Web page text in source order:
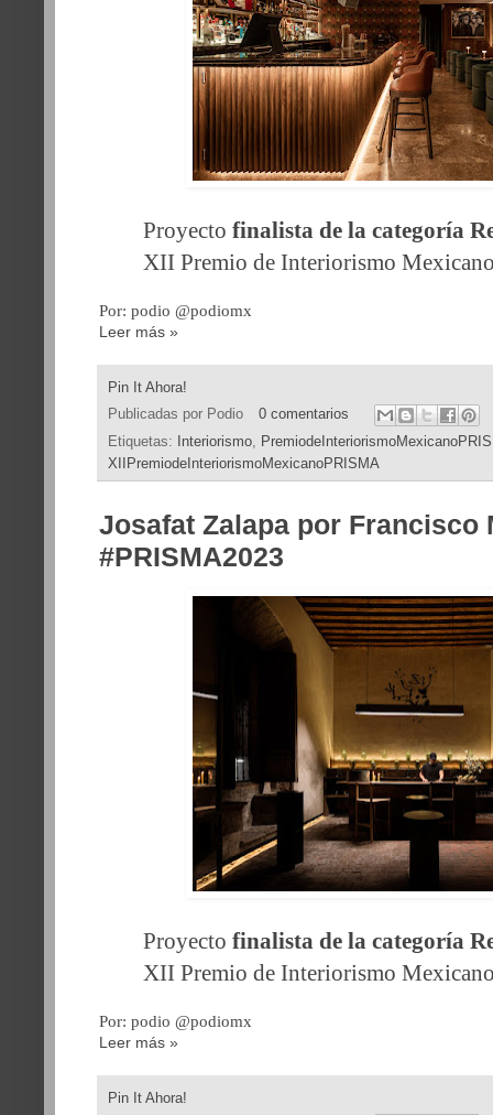
Proyecto finalista de la categoría
XII Premio de Interiorismo
Por: podio @podiomx
Leer más »
Pin It Ahora!
Publicadas por Podio
0 comentarios
Etiquetas:
Interiorismo
XIIPremiodeInteriorismoMexicanoPRISMA
Josafat Zalapa por Francisco
#PRISMA2023
Proyecto finalista de la categoría
XII Premio de Interiorismo
Por: podio @podiomx
Leer más »
Pin It Ahora!